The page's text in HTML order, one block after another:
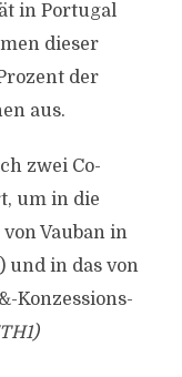
in Portugal
dieser
der
aus.
zwei Co-
um in die
Vauban in
und in das von
Konzessions-